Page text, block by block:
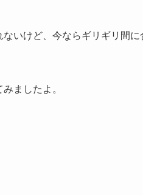
いけど、今ならギリギリ間に
ましたよ。